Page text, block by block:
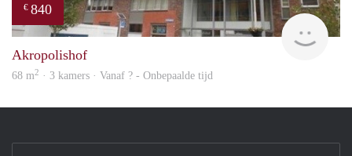
€ 840
rent
Akropolishof
68 m2 · 3 kamers · Vanaf ? - Onbepaalde tijd